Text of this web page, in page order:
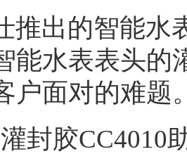
推出的智能水
能水表表头的
户面对的难题